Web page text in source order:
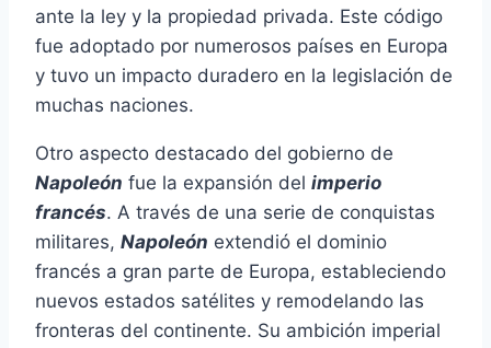
ante la ley y la propiedad privada. Este código
fue adoptado por numerosos países en Europa
y tuvo un impacto duradero en la legislación de
muchas naciones.
Otro aspecto destacado del gobierno de
Napoleón fue la expansión del imperio
francés. A través de una serie de conquistas
militares, Napoleón extendió el dominio
francés a gran parte de Europa, estableciendo
nuevos estados satélites y remodelando las
fronteras del continente. Su ambición imperial